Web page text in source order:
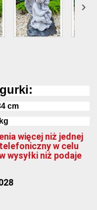

cm
więcej niż jednej
w celu
wysyłki niż podaje